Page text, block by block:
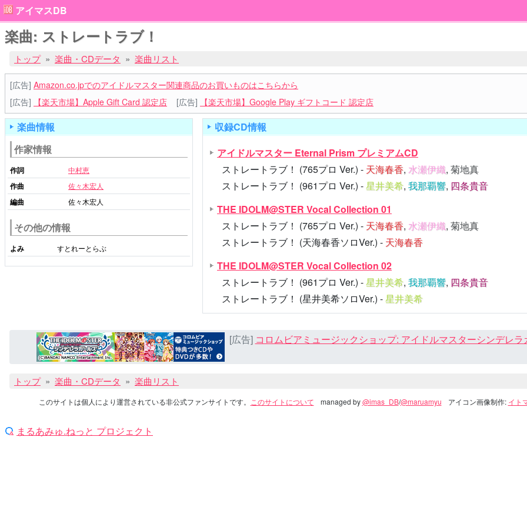
アイマスDB
楽曲: ストレートラブ！
トップ 楽曲・CDデータ 楽曲リスト
[広告] Amazon.co.jpでのアイドルマスター関連商品のお買いものはこちらから
[広告]
【楽天市場】Apple Gift Card 認定店 [広告] 【楽天市場】Google Play ギフトコード 認定店
楽曲情報
作家情報
作詞 中村恵
作曲 佐々木宏人
編曲 佐々木宏人
その他の情報
よみ すとれーとらぶ
収録CD情報
アイドルマスター Eternal Prism プレミアムCD
ストレートラブ！ (765プロ Ver.) - 天海春香, 水瀬伊織, 菊地真
ストレートラブ！ (961プロ Ver.) -星井美希, 我那覇響, 四条貴音
THE IDOLM@STER Vocal Collection 01
ストレートラブ！ (765プロ Ver.) - 天海春香, 水瀬伊織, 菊地真
ストレートラブ！ (天海春香ソロVer.) - 天海春香
THE IDOLM@STER Vocal Collection 02
ストレートラブ！ (961プロ Ver.) -星井美希, 我那覇響, 四条貴音
ストレートラブ！ (星井美希ソロVer.) -星井美希
[広告] コロムビアミュージックショップ: アイドルマスターシンデレ
トップ 楽曲・CDデータ 楽曲リスト
このサイトは個人により運営されている非公式ファンサイトです。 このサイトについて managed by@imas_DB/@maruamyu アイコン画像制作: イト
まるあみゅ.ねっと プロジェクト